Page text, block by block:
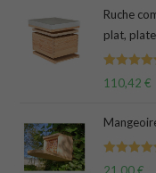
Ruche
plat,
Note 5.00
110,42 €
Note 5.00